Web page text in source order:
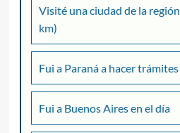
Visité una ciudad de la
km)
Fui a Paraná a hacer
Fui a Buenos Aires en el día